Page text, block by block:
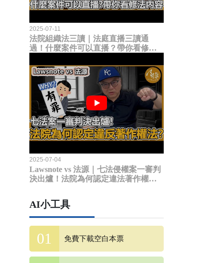
2025-07-11
法院組織法三讀｜法庭直播三讀通
過！什麼案件可以直播？帶你看修法
2025-07-04
Lawsnote vs 法源｜七法侵權案一審判
決出爐！法院為何認定違法著作權
AI小工具
免費下載空白本票